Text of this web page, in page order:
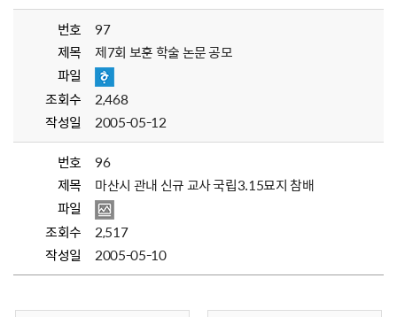
번호
97
제목
제7회 보훈 학술 논문 공모
파일
조회수
2,468
작성일
2005-05-12
번호
96
제목
마산시 관내 신규 교사 국립3.15묘지 참배
파일
조회수
2,517
작성일
2005-05-10